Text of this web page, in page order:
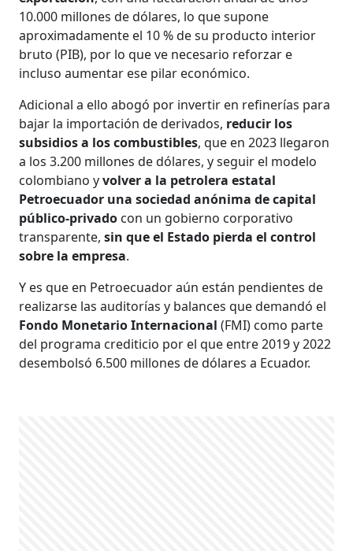
10.000 millones de dólares, lo que supone
aproximadamente el 10 % de su producto interior
bruto (PIB), por lo que ve necesario reforzar e
incluso aumentar ese pilar económico.
Adicional a ello abogó por invertir en refinerías para
bajar la importación de derivados, reducir los
subsidios a los combustibles, que en 2023 llegaron
a los 3.200 millones de dólares, y seguir el modelo
colombiano yvolver a la petrolera estatal
Petroecuador una sociedad anónima de capital
público-privado con un gobierno corporativo
transparente,sin que el Estado pierda el control
sobre la empresa.
Y es que en Petroecuador aún están pendientes de
realizarse las auditorías y balances que demandó el
Fondo Monetario Internacional(FMI) como parte
del programa crediticio por el que entre 2019 y 2022
desembolsó 6.500 millones de dólares a Ecuador.